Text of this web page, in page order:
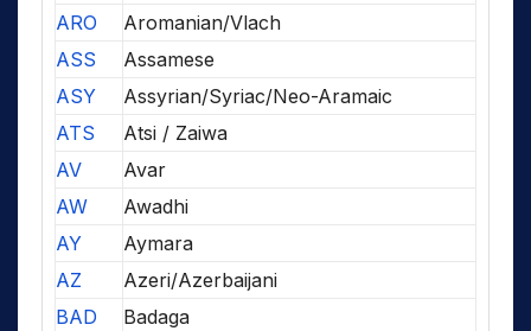
ARO
Aromanian/Vlach
ASS
Assamese
ASY
Assyrian/Syriac/Neo-Aramaic
ATS
Atsi / Zaiwa
AV
Avar
AW
Awadhi
AY
Aymara
AZ
Azeri/Azerbaijani
BAD
Badaga